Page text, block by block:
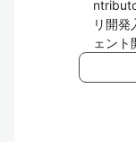
リ開発
ェント